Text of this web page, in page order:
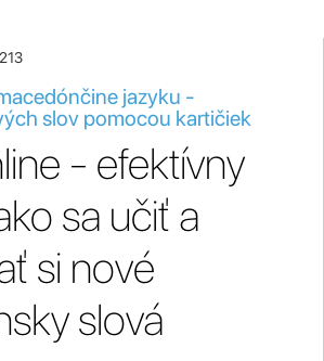
213
jazyku -
slov pomocou kartičiek
- efektívny
sa učiť a
si nové
slová